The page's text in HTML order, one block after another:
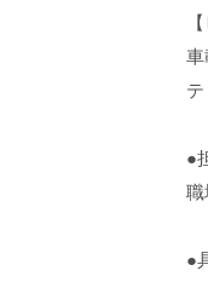
●
職
●